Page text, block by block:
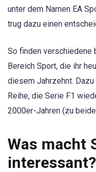
unter dem Namen EA
trug dazu einen
So finden verschiedene
Bereich Sport, die ihr
diesem Jahrzehnt.
Reihe, die Serie F1
2000er-Jahren (zu
Was macht
interessant?